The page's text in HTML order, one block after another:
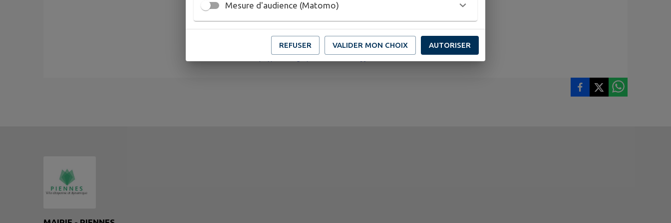
Publié par Budget participatif 2026 – Ville de Piennes
PLUS D'INFORMATIONS
https://forms.gle/uZJNSoeewThyyBBWA
Mesure d'audience (Matomo)
REFUSER VALIDER MON CHOIX AUTORISER